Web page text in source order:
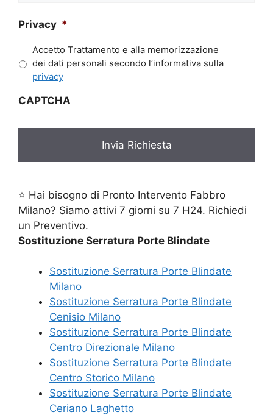
Privacy *
Accetto Trattamento e alla memorizzazione
dei dati personali secondo l’informativa sulla
privacy
CAPTCHA
⭐ Hai bisogno di Pronto Intervento Fabbro
Milano? Siamo attivi 7 giorni su 7 H24. Richiedi
un Preventivo.
Sostituzione Serratura Porte Blindate
Sostituzione Serratura Porte Blindate
Milano
Sostituzione Serratura Porte Blindate
Cenisio Milano
Sostituzione Serratura Porte Blindate
Centro Direzionale Milano
Sostituzione Serratura Porte Blindate
Centro Storico Milano
Sostituzione Serratura Porte Blindate
Ceriano Laghetto